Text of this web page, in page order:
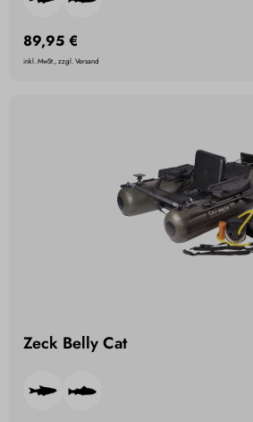
89,95 €
inkl. MwSt., zzgl. Versand
Zeck Belly Cat